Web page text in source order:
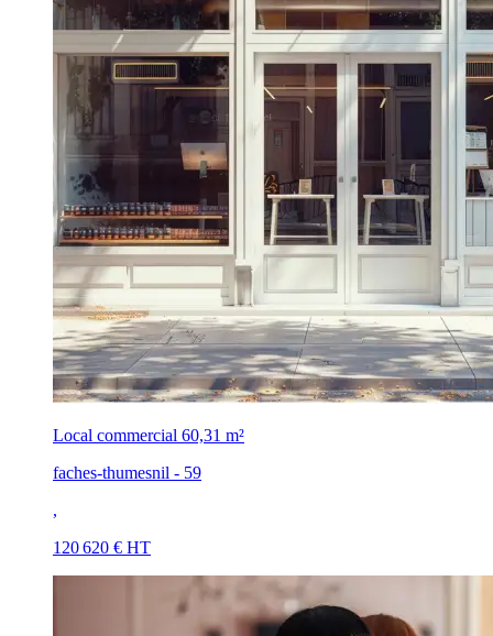
Local commercial 60,31 m²
faches-thumesnil - 59
,
120 620 € HT